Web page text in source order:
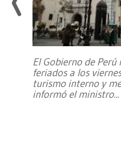
El Gobierno de
feriados a los
turismo interno y
informó el ministro...